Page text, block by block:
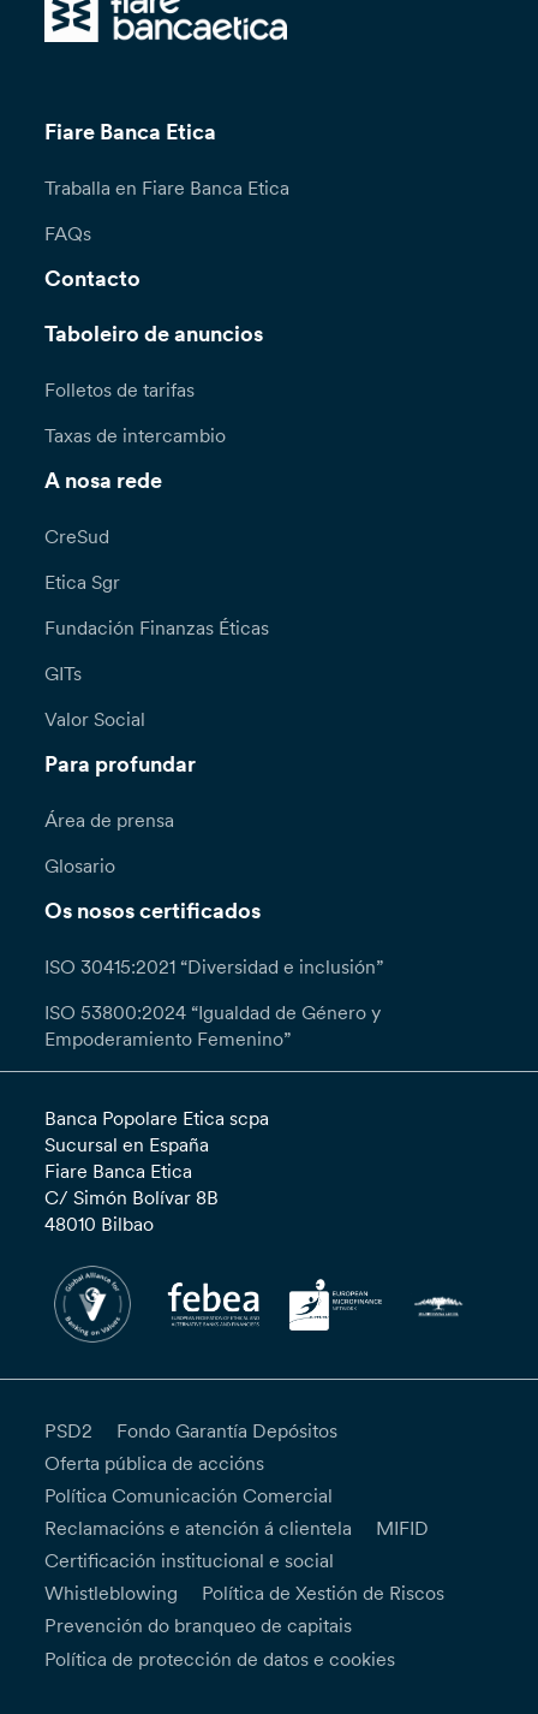
Fiare Banca Etica
Traballa en Fiare Banca Etica
FAQs
Contacto
Taboleiro de anuncios
Folletos de tarifas
Taxas de intercambio
A nosa rede
CreSud
Etica Sgr
Fundación Finanzas Éticas
GITs
Valor Social
Para profundar
Área de prensa
Glosario
Os nosos certificados
ISO 30415:2021 “Diversidad e inclusión”
ISO 53800:2024 “Igualdad de Género y
Empoderamiento Femenino”
Banca Popolare Etica scpa
Sucursal en España
Fiare Banca Etica
C/ Simón Bolívar 8B
48010 Bilbao
PSD2
Fondo Garantía Depósitos
Oferta pública de accións
Política Comunicación Comercial
Reclamacións e atención á clientela
MIFID
Certificación institucional e social
Whistleblowing
Política de Xestión de Riscos
Prevención do branqueo de capitais
Política de protección de datos e cookies